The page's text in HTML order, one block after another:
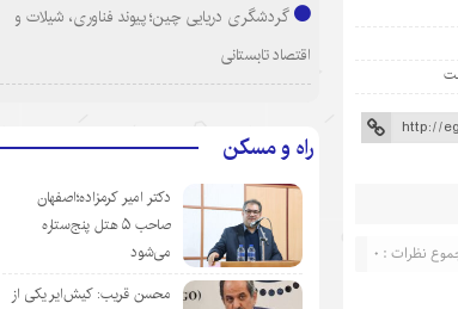
نظرات : 0
گردشگری دریایی چین؛ پیوند فناوری، شیلات و
اقتصاد تابستانی
راه و مسکن
دکتر امیر کرمزاده؛اصفهان
صاحب ۵ هتل پنج‌ستاره
می‌شود
محسن قریب: کیش‌ایر یکی از